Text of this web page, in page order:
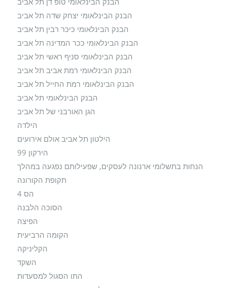
הבנק הבינלאומי יצחק שדה תל אביב
הבנק הבינלאומי כיכר רבין תל אביב
הבנק הבינלאומי ככר המדינה תל אביב
הבנק הבינלאומי סניף ראשי תל אביב
הבנק הבינלאומי רמת אביב תל אביב
הבנק הבינלאומי רמת החייל תל אביב
הבנק הבינלאומי תל אביב
הגן האורבני של תל אביב
הילדה
הילטון תל אביב אולם אירועים
הירקון 99
הנחות בתשלומי ארנונה לעסקים, שפעילותם נפגעה במהלך
תקופת הקורונה
הס 4
הסוכה הלבנה
הפיצה
הקומה הרביעית
הקליניקה
השקד
התו הסגול למסעדות